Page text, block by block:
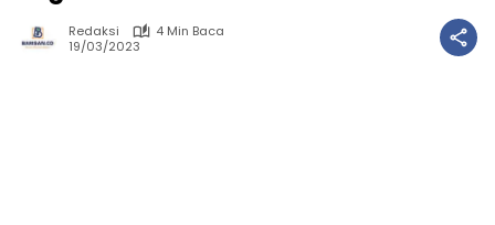
Redaksi
4 Min Baca
19/03/2023